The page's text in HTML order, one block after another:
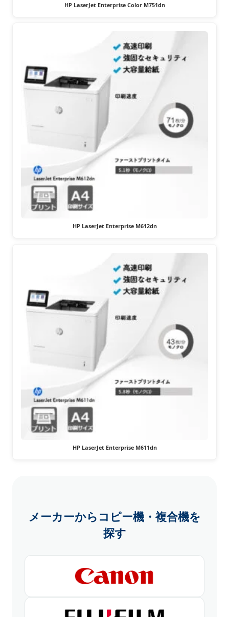
HP LaserJet Enterprise Color M751dn
HP LaserJet Enterprise M612dn
HP LaserJet Enterprise M611dn
メーカーからコピー機・複合機を
探す